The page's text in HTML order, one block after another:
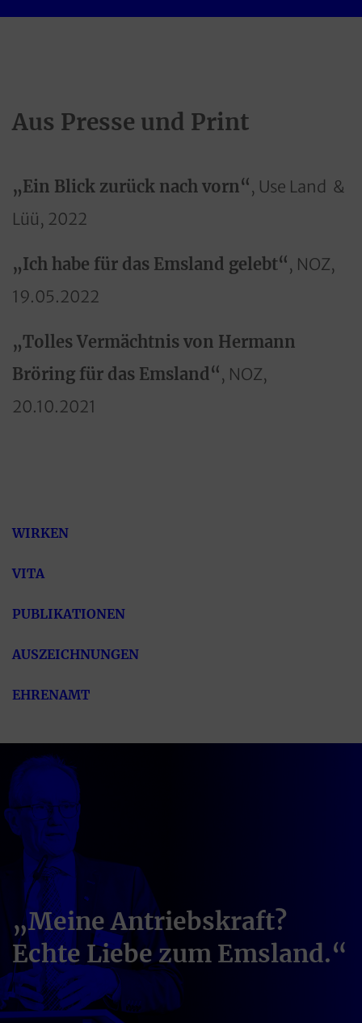
Aus Presse und Print
„Ein Blick zurück nach vorn“, Use Land &
Lüü, 2022
„Ich habe für das Emsland gelebt“, NOZ,
19.05.2022
„Tolles Vermächtnis von Hermann
Bröring für das Emsland“, NOZ,
20.10.2021
WIRKEN
VITA
PUBLIKATIONEN
AUSZEICHNUNGEN
EHRENAMT
„Meine Antriebskraft?
Echte Liebe zum Emsland.“